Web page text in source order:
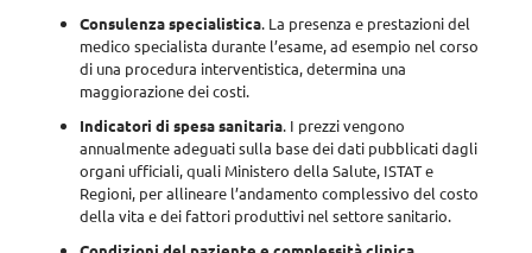
Consulenza specialistica. La presenza e prestazioni del
medico specialista durante l’esame, ad esempio nel corso
di una procedura interventistica, determina una
maggiorazione dei costi.
Indicatori di spesa sanitaria. I prezzi vengono
annualmente adeguati sulla base dei dati pubblicati dagli
organi ufficiali, quali Ministero della Salute, ISTAT e
Regioni, per allineare l’andamento complessivo del costo
della vita e dei fattori produttivi nel settore sanitario.